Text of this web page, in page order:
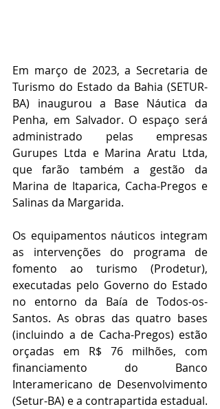
Em março de 2023, a Secretaria de
Turismo do Estado da Bahia (SETUR-
BA) inaugurou a Base Náutica da
Penha, em Salvador. O espaço será
administrado pelas empresas
Gurupes Ltda e Marina Aratu Ltda,
que farão também a gestão da
Marina de Itaparica, Cacha-Pregos e
Salinas da Margarida.
Os equipamentos náuticos integram
as intervenções do programa de
fomento ao turismo (Prodetur),
executadas pelo Governo do Estado
no entorno da Baía de Todos-os-
Santos. As obras das quatro bases
(incluindo a de Cacha-Pregos) estão
orçadas em R$ 76 milhões, com
financiamento do Banco
Interamericano de Desenvolvimento
(Setur-BA) e a contrapartida estadual.